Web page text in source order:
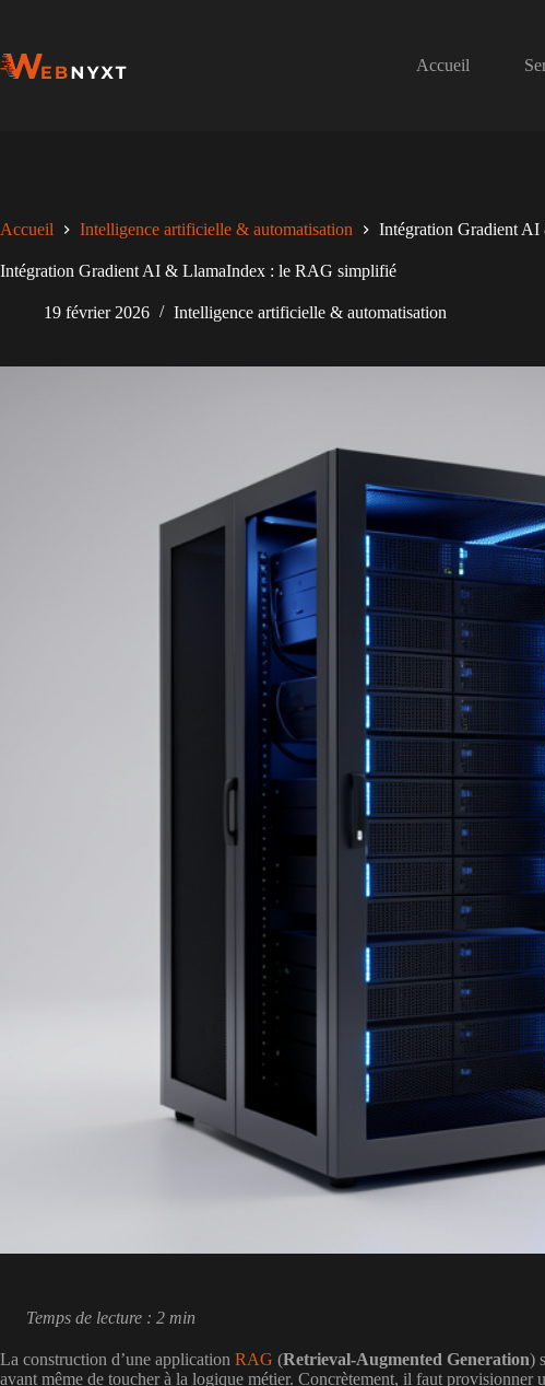
Accueil
Accueil Intelligence artificielle & automatisation Intégration Gradient
Intégration Gradient AI & LlamaIndex : le RAG simplifié
19 février 2026 Intelligence artificielle & automatisation
Temps de lecture : 2 min
La construction d’une application RAG (Retrieval-Augmented Generation)
avant même de toucher à la logique métier. Concrètement, il faut provisionner